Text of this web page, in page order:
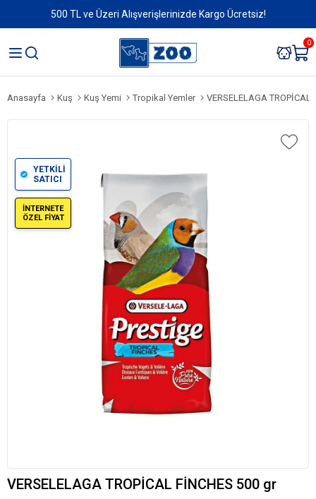
500 TL ve Üzeri Alışverişlerinizde Kargo Ücretsiz!
0
Anasayfa Kuş Kuş Yemi Tropikal Yemler VERSELELAGA TROPİCAL
YETKİLİ
SATICI
İNTERNETE
ÖZEL FİYAT
VERSELELAGA TROPİCAL FİNCHES 500 gr